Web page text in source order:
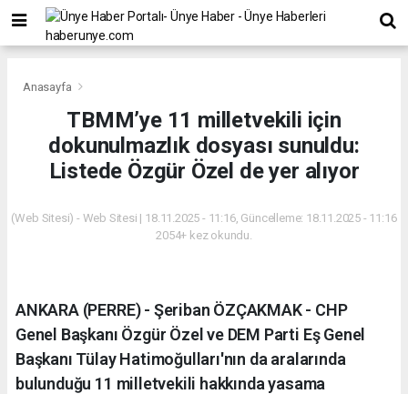
Anasayfa
TBMM’ye 11 milletvekili için
dokunulmazlık dosyası sunuldu:
Listede Özgür Özel de yer alıyor
(Web Sitesi) - Web Sitesi | 18.11.2025 - 11:16, Güncelleme: 18.11.2025 - 11:16
2054+ kez okundu.
ANKARA (PERRE) - Şeriban ÖZÇAKMAK - CHP
Genel Başkanı Özgür Özel ve DEM Parti Eş Genel
Başkanı Tülay Hatimoğulları'nın da aralarında
bulunduğu 11 milletvekili hakkında yasama